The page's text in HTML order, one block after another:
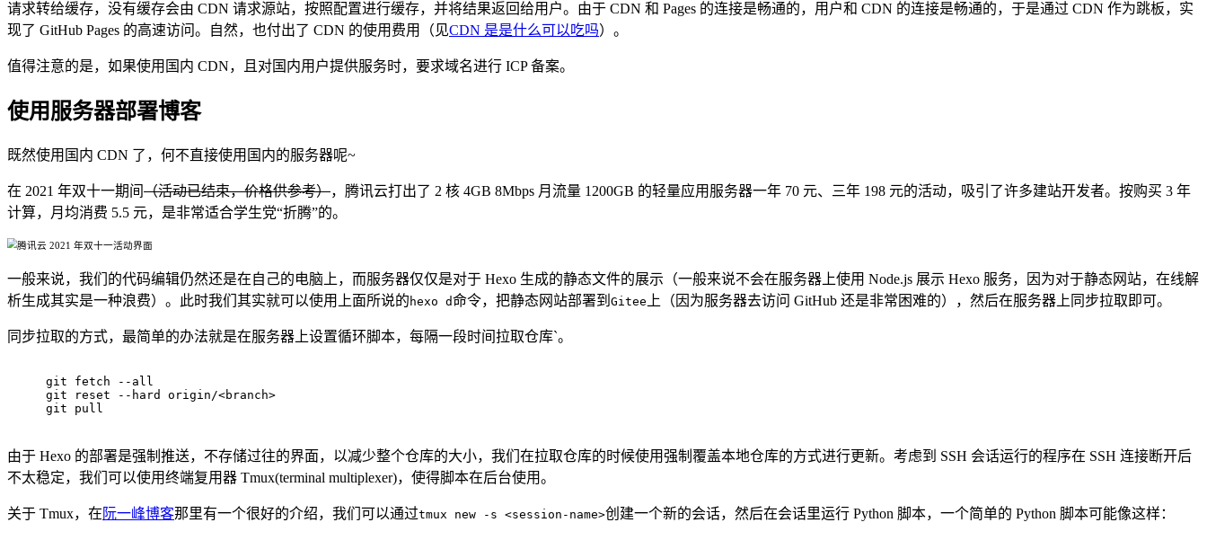
请求转给缓存，没有缓存会由 CDN 请求源站，按照配置进行缓存，并将结果返回给用户。由于 CDN 和 Pages 的连接是畅通的，用户和 CDN 的连接是畅通的，于是通过 CDN 作为跳板，实
现了 GitHub Pages 的高速访问。自然，也付出了 CDN 的使用费用（见CDN 是是什么可以吃吗）。
值得注意的是，如果使用国内 CDN，且对国内用户提供服务时，要求域名进行 ICP 备案。
使用服务器部署博客
既然使用国内 CDN 了，何不直接使用国内的服务器呢~
在 2021 年双十一期间（活动已结束，价格供参考），腾讯云打出了 2 核 4GB 8Mbps 月流量 1200GB 的轻量应用服务器一年 70 元、三年 198 元的活动，吸引了许多建站开发者。按购买 3 年
计算，月均消费 5.5 元，是非常适合学生党“折腾”的。
一般来说，我们的代码编辑仍然还是在自己的电脑上，而服务器仅仅是对于 Hexo 生成的静态文件的展示（一般来说不会在服务器上使用 Node.js 展示 Hexo 服务，因为对于静态网站，在线解
析生成其实是一种浪费）。此时我们其实就可以使用上面所说的 hexo d命令，把静态网站部署到 Gitee 上（因为服务器去访问 GitHub 还是非常困难的），然后在服务器上同步拉取即可。
同步拉取的方式，最简单的办法就是在服务器上设置循环脚本，每隔一段时间拉取仓库`。
git fetch --all
git reset --hard origin/<branch>
git pull
由于 Hexo 的部署是强制推送，不存储过往的界面，以减少整个仓库的大小，我们在拉取仓库的时候使用强制覆盖本地仓库的方式进行更新。考虑到 SSH 会话运行的程序在 SSH 连接断开后
不太稳定，我们可以使用终端复用器 Tmux(terminal multiplexer)，使得脚本在后台使用。
关于 Tmux，在 阮一峰博客那里有一个很好的介绍，我们可以通过tmux new -s <session-name>创建一个新的会话，然后在会话里运行 Python 脚本，一个简单的 Python 脚本可能像这样：